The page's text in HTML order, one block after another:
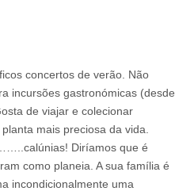
concertos de verão. Não
incursões gastronómicas (desde
de viajar e colecionar
mais preciosa da vida.
Diríamos que é
como planeia. A sua família é
incondicionalmente uma